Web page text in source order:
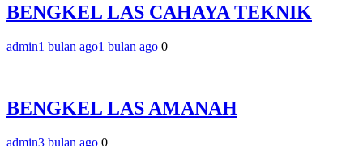
BENGKEL LAS CAHAYA TEKNIK
admin1 bulan ago1 bulan ago 0
BENGKEL LAS AMANAH
admin3 bulan ago 0